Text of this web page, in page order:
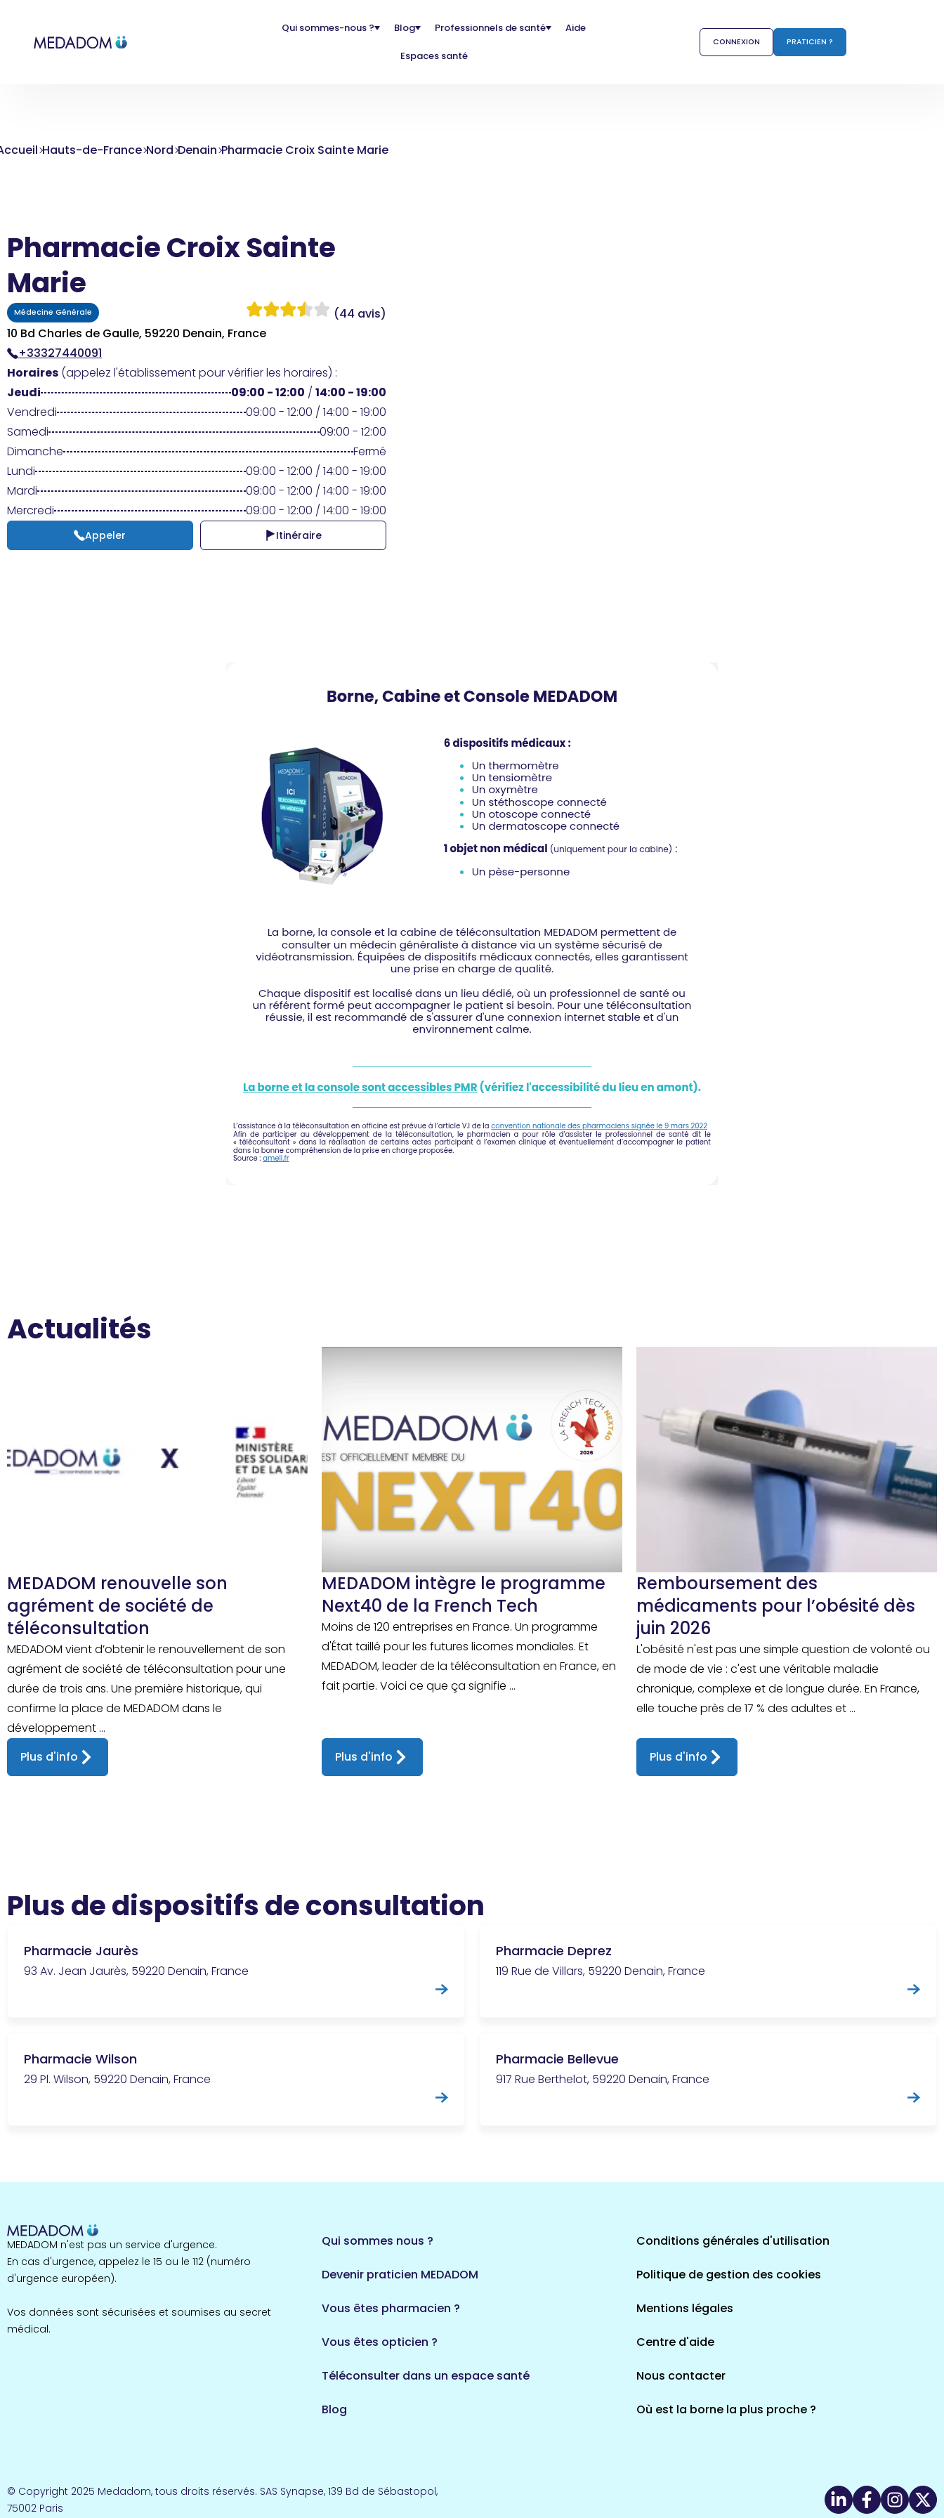
Qui sommes-nous ? Blog Professionnels de santé Aide
Espaces santé
CONNEXION PRATICIEN ?
Hauts-de-France Nord Denain Pharmacie Croix Sainte Marie
Pharmacie Croix Sainte
Marie
Médecine Générale
(44 avis)
10 Bd Charles de Gaulle, 59220 Denain, France
+33327440091
Horaires (appelez l'établissement pour vérifier les horaires) :
Jeudi
09:00 - 12:00 / 14:00 - 19:00
Vendredi
09:00 - 12:00 / 14:00 - 19:00
Samedi
09:00 - 12:00
Dimanche
Fermé
Lundi
09:00 - 12:00 / 14:00 - 19:00
Mardi
09:00 - 12:00 / 14:00 - 19:00
Mercredi
09:00 - 12:00 / 14:00 - 19:00
Appeler Itinéraire
Actualités
MEDADOM renouvelle son
agrément de société de
téléconsultation
MEDADOM vient d’obtenir le renouvellement de son
agrément de société de téléconsultation pour une
durée de trois ans. Une première historique, qui
confirme la place de MEDADOM dans le
développement ...
Plus d'info
MEDADOM intègre le programme
Next40 de la French Tech
Moins de 120 entreprises en France. Un programme
d'État taillé pour les futures licornes mondiales. Et
MEDADOM, leader de la téléconsultation en France, en
fait partie. Voici ce que ça signifie ...
Plus d'info
Remboursement des
médicaments pour l’obésité dès
juin 2026
L'obésité n'est pas une simple question de volonté ou
de mode de vie : c'est une véritable maladie
chronique, complexe et de longue durée. En France,
elle touche près de 17 % des adultes et ...
Plus d'info
Plus de dispositifs de consultation
Pharmacie Jaurès
93 Av. Jean Jaurès, 59220 Denain, France
Pharmacie Deprez
119 Rue de Villars, 59220 Denain, France
Pharmacie Wilson
29 Pl. Wilson, 59220 Denain, France
Pharmacie Bellevue
917 Rue Berthelot, 59220 Denain, France
MEDADOM n'est pas un service d'urgence.
En cas d'urgence, appelez le 15 ou le 112 (numéro
d'urgence européen).
Vos données sont sécurisées et soumises au secret
médical.
Qui sommes nous ?
Devenir praticien MEDADOM
Vous êtes pharmacien ?
Vous êtes opticien ?
Téléconsulter dans un espace santé
Blog
Conditions générales d'utilisation
Politique de gestion des cookies
Mentions légales
Centre d'aide
Nous contacter
Où est la borne la plus proche ?
© Copyright 2025 Medadom, tous droits réservés. SAS Synapse, 139 Bd de Sébastopol,
75002 Paris